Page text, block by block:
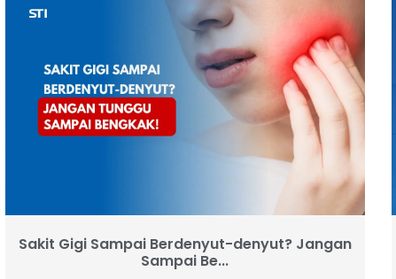
Sakit Gigi Sampai Berdenyut-denyut? Jangan
Sampai Be...